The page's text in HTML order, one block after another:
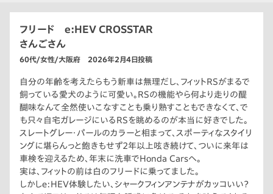
フリード e:HEV CROSSTAR
さんごさん
60代/女性/大阪府 2026年2月4日投稿
自分の年齢を考えたらもう新車は無理だし、フィットRSがまるで
飼っている愛犬のように可愛い。RSの機能やら何より走りの醍
醐味なんて全然使いこなすことも乗り熟すこともできなくて、で
も只々自宅ガレージにいるRSを眺めるのが本当に好きでした。
スレートグレー・パールのカラーと相まって、スポーティなスタイリ
ングに堪らんっと飽きもせず2年以上呟き続けて、ついに来年は
車検を迎えるため、年末に洗車でHonda Carsへ。
実は、フィットの前は白のフリードに乗ってました。
しかしe:HEV体験したい、シャークフィンアンテナがカッコいい？